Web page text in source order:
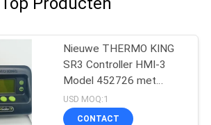
Nieuwe THERMO KING
SR3 Controller HMI-3
Model 452726 met
reparatiediensten voor
SR2 SR3 SR4
USD MOQ:1
CONTACT